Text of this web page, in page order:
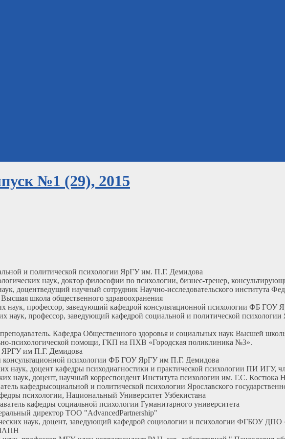
№1 (29), 2015
и политической психологии ЯрГУ им. П.Г. Демидова
наук, доктор философии по психологии, бизнес-тренер,
доцентведущий научный сотрудник Научно-исследовательского института
школа общественного здравоохранения
наук, профессор, заведующий кафедрой консультационной психологии ФБ
наук, профессор, заведующий кафедрой социальной и политической психологии
Кафедра Общественного здоровья и социальных наук Высшей
психологической помощи, ГКП на ПХВ «Городская поликлиника №3».
им П.Г. Демидова
консультационной психологии ФБ ГОУ ЯрГУ им П.Г. Демидова
наук, доцент кафедры психодиагностики и практической психологии ПИ ИГУ,
наук, доцент, научный корреспондент Института психологии им. Г.С.
кафедрысоциальной и политической психологии Ярославского
психологии, Национальный Университет Узбекистана
кафедры социальной психологии Гуманитарного университета
директор ТОО "AdvancedPartnership"
наук, доцент, заведующий кафедрой социологии и психологии ФГБОУ ДПО
МАПН